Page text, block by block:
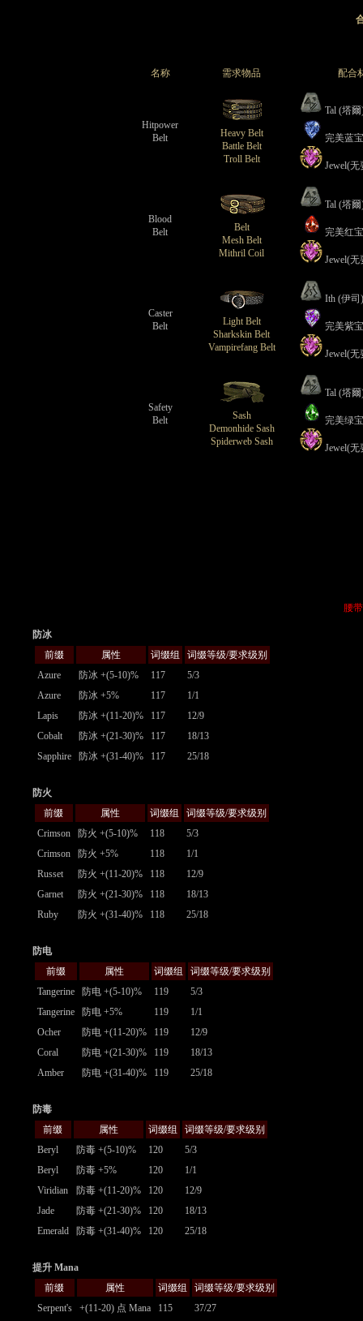
名称 需求物品 配合
Hitpower
Belt
Heavy Belt
Battle Belt
Troll Belt
Tal (塔
完美蓝
Jewel(无
Blood
Belt
Belt
Mesh Belt
Mithril Coil
Tal (塔
完美红
Jewel(无
Caster
Belt
Light Belt
Sharkskin Belt
Vampirefang Belt
Ith (伊司)
完美紫
Jewel(无
Safety
Belt
Sash
Demonhide Sash
Spiderweb Sash
Tal (塔
完美绿
Jewel(无
腰
防冰
前缀
属性 词缀组
词缀等级/要求级别
Azure
防冰 +(5-10)% 117
5/3
Azure
防冰 +5% 117
1/1
Lapis
防冰 +(11-20)% 117
12/9
Cobalt
防冰 +(21-30)% 117
18/13
Sapphire
防冰 +(31-40)% 117 25/18
防火
前缀
属性 词缀组
词缀等级/要求级别
Crimson
防火 +(5-10)% 118
5/3
Crimson
防火 +5% 118
1/1
Russet
防火 +(11-20)% 118
12/9
Garnet
防火 +(21-30)% 118
18/13
Ruby
防火 +(31-40)% 118 25/18
防电
前缀
属性 词缀组
词缀等级/要求级别
Tangerine
防电 +(5-10)% 119
5/3
Tangerine
防电 +5% 119
1/1
Ocher
防电 +(11-20)% 119
12/9
Coral
防电 +(21-30)% 119
18/13
Amber
防电 +(31-40)% 119 25/18
防毒
前缀
属性 词缀组
词缀等级/要求级别
Beryl
防毒 +(5-10)% 120
5/3
Beryl
防毒 +5% 120
1/1
Viridian
防毒 +(11-20)% 120
12/9
Jade
防毒 +(21-30)% 120
18/13
Emerald
防毒 +(31-40)% 120 25/18
提升 Mana
前缀
属性 词缀组
词缀等级/要求级别
Serpent's
+(11-20) 点 Mana 115
37/27